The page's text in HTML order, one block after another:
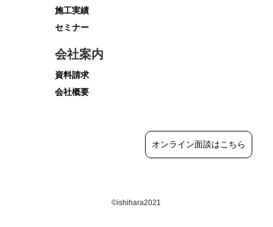
施工実績
セミナー
会社案内
資料請求
会社概要
オンライン面談はこちら
©ishihara2021